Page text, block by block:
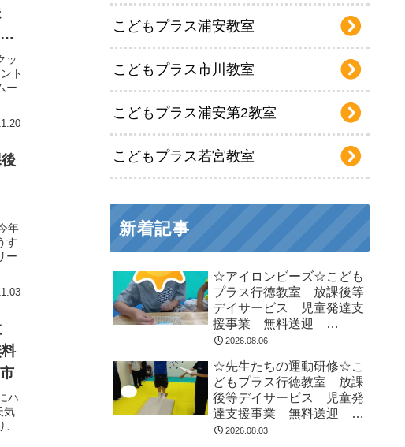
ッ
ト
ー
年
す
ー
ハ
気
こどもプラス浦安教室
こどもプラス市川教室
こどもプラス浦安第2教室
こどもプラス若宮教室
新着記事
☆アイロンビーズ☆こども
プラス行徳教室 放課後等
デイサービス 児童発達支
援事業 無料送迎
ADHD 自閉症 発達障が
徳 市川市 浦安市
2026.08.06
☆先生たちの運動研修☆こ
どもプラス行徳教室 放課
後等デイサービス 児童発
達支援事業 無料送迎
ADHD 自閉症 発達障が
2026.08.03